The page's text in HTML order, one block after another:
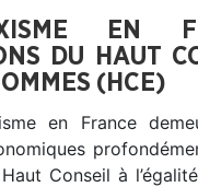
EN
DU HAUT
(HCE)
en France
Conseil à